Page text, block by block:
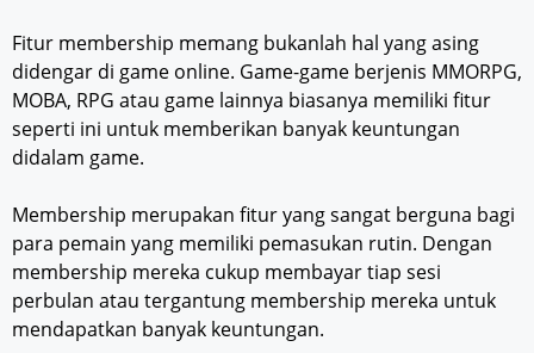
Fitur membership memang bukanlah hal yang asing
didengar di game online. Game-game berjenis MMORPG,
MOBA, RPG atau game lainnya biasanya memiliki fitur
seperti ini untuk memberikan banyak keuntungan
didalam game.
Membership merupakan fitur yang sangat berguna bagi
para pemain yang memiliki pemasukan rutin. Dengan
membership mereka cukup membayar tiap sesi
perbulan atau tergantung membership mereka untuk
mendapatkan banyak keuntungan.